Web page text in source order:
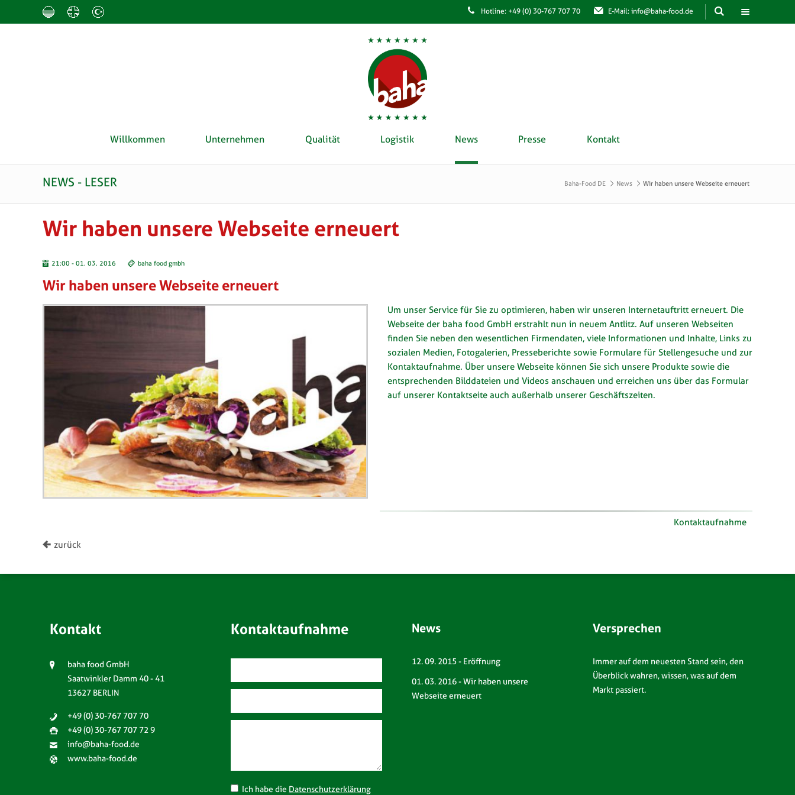
Hotline: +49 (0) 30-767 707 70 E-Mail: info@baha-food.de
Willkommen Unternehmen Qualität Logistik News Presse Kontakt
NEWS - LESER Baha-Food DE News Wir haben unsere Webseite erneuert
Wir haben unsere Webseite erneuert
21:00 - 01. 03. 2016 baha food gmbh
Wir haben unsere Webseite erneuert
Um unser Service für Sie zu optimieren, haben wir unseren Internetauftritt erneuert. Die
Webseite der baha food GmbH erstrahlt nun in neuem Antlitz. Auf unseren Webseiten
finden Sie neben den wesentlichen Firmendaten, viele Informationen und Inhalte, Links zu
sozialen Medien, Fotogalerien, Presseberichte sowie Formulare für Stellengesuche und zur
Kontaktaufnahme. Über unsere Webseite können Sie sich unsere Produkte sowie die
entsprechenden Bilddateien und Videos anschauen und erreichen uns über das Formular
auf unserer Kontaktseite auch außerhalb unserer Geschäftszeiten.
Kontaktaufnahme
zurück
Kontakt
baha food GmbH
Saatwinkler Damm 40 - 41
13627 BERLIN
+49 (0) 30-767 707 70
+49 (0) 30-767 707 72 9
info@baha-food.de
www.baha-food.de
Kontaktaufnahme
Ich habe die Datenschutzerklärung
News
12. 09. 2015 - Eröffnung
01. 03. 2016 - Wir haben unsere
Webseite erneuert
Versprechen
Immer auf dem neuesten Stand sein, den
Überblick wahren, wissen, was auf dem
Markt passiert.